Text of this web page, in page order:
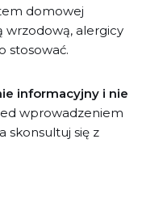
domowej
wrzodową, alergicy
stosować.
informacyjny i nie
wprowadzeniem
skonsultuj się z